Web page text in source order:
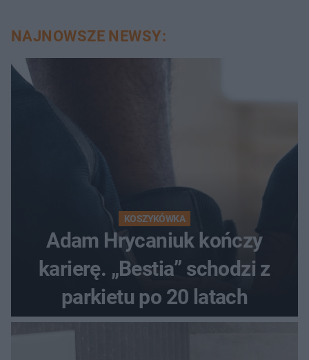
NAJNOWSZE NEWSY:
KOSZYKÓWKA
Adam Hrycaniuk kończy
karierę. „Bestia” schodzi z
parkietu po 20 latach